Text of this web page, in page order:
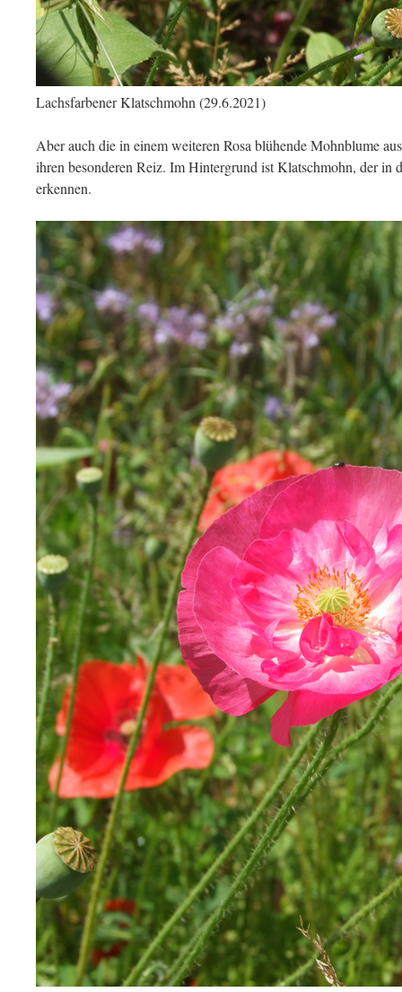
Lachsfarbener Klatschmohn (29.6.2021)
Aber auch die in einem weiteren Rosa blühende Mohnblume
ihren besonderen Reiz. Im Hintergrund ist Klatschmohn, der in
erkennen.